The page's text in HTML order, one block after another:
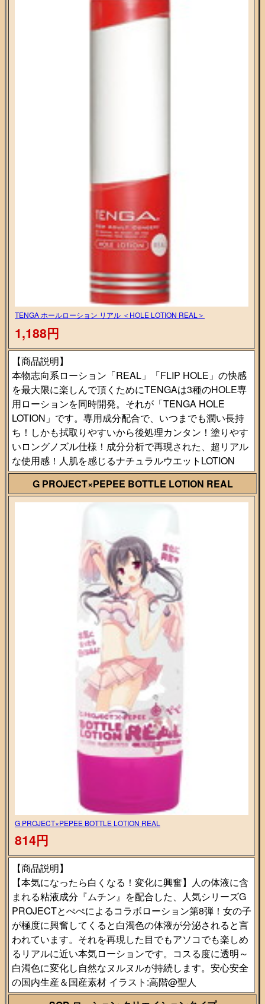
TENGA ホールローション リアル ＜HOLE LOTION REAL＞
1,188円
【商品説明】
本物志向系ローション「REAL」「FLIP HOLE」の快感
を最大限に楽しんで頂くためにTENGAは3種のHOLE専
用ローションを同時開発。それが「TENGA HOLE
LOTION」です。専用成分配合で、いつまでも潤い長持
ち！しかも拭取りやすいから後処理カンタン！塗りやす
いロングノズル仕様！成分分析で再現された、超リアル
な使用感！人肌を感じるナチュラルウエットLOTION
G PROJECT×PEPEE BOTTLE LOTION REAL
G PROJECT×PEPEE BOTTLE LOTION REAL
814円
【商品説明】
【本気になったら白くなる！変化に興奮】人の体液に含
まれる粘液成分『ムチン』を配合した、人気シリーズG
PROJECTとぺぺによるコラボローション第8弾！女の子
が極度に興奮してくると白濁色の体液が分泌されると言
われています。それを再現した目でもアソコでも楽しめ
るリアルに近い本気ローションです。コスる度に透明～
白濁色に変化し自然なヌルヌルが持続します。安心安全
の国内生産＆国産素材 イラスト:高階@聖人